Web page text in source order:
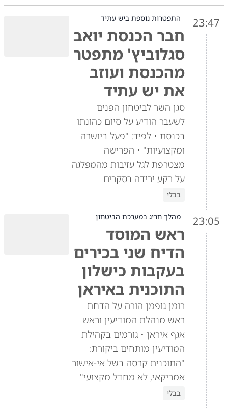
23:47 התפטרות נוספת ביש עתיד
חבר הכנסת יואב
סגלוביץ' מתפטר
מהכנסת ועוזב
את יש עתיד
סגן השר לביטחון הפנים
לשעבר הודיע על סיום כהונתו
בכנסת • לפיד: "פעל ביושרה
ומקצועיות" • הפרישה
מצטרפת לגל עזיבות מהמפלגה
על רקע ירידה בסקרים
בבלי
23:05 מהלך חריג במערכת הביטחון
ראש המוסד
הדיח שני בכירים
בעקבות כישלון
התוכנית באיראן
רומן גופמן הורה על הדחת
ראש מנהלת המודיעין וראש
אגף איראן • גורמים בקהילת
המודיעין מותחים ביקורת:
"התוכנית קרסה בשל אי-אישור
אמריקאי, לא מחדל מקצועי"
בבלי